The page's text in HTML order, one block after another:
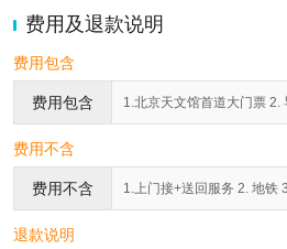
费用及退款说明
费用包含
费用包含 1.北京天文馆首道大门票 2.
费用不含
费用不含 1.上门接+送回服务 2. 地铁
退款说明